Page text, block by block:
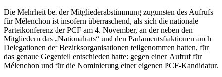
Die Mehrheit bei der Mitgliederabstimmung zugunsten des Aufrufs
für Mélenchon ist insofern überraschend, als sich die nationale
Parteikonferenz der PCF am 4. November, an der neben den
Mitgliedern das „Nationalrats“ und den Parlamentsfraktionen auch
Delegationen der Bezirksorganisationen teilgenommen hatten, für
das genaue Gegenteil entschieden hatte: gegen einen Aufruf für
Mélenchon und für die Nominierung einer eigenen PCF-Kandidatur.